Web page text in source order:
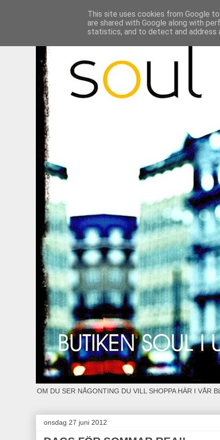
OM DU SER NÅGONTING DU VILL SHOPPA HÄR I VÅR
onsdag 27 juni 2012
This site uses cookies from Google
are shared with Google along with
statistics, and to detect and address